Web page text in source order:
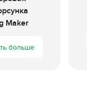
Maker
больше